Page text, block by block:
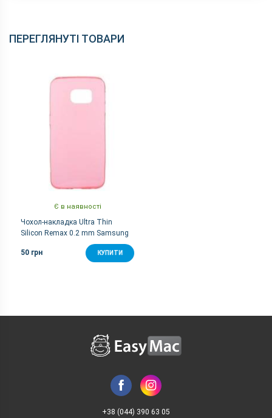
ПЕРЕГЛЯНУТІ ТОВАРИ
Є в наявності
Чохол-накладка Ultra Thin
Silicon Remax 0.2 mm Samsung
50 грн
КУПИТИ
+38 (044) 390 63 05